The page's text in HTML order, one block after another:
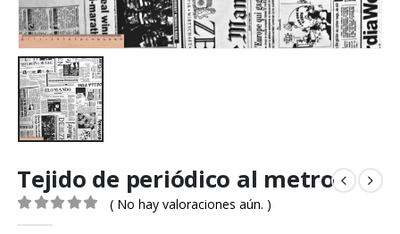
Tejido de periódico al metro
0out of 5
( No hay valoraciones aún. )